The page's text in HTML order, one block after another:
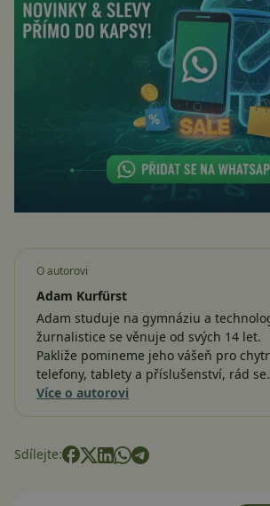
O autorovi
Adam Kurfürst
Adam studuje na gymnáziu a
žurnalistice se věnuje od svých 14 let.
Pakliže pomineme jeho vášeň pro
telefony, tablety a příslušenství, rád
Více o autorovi
Sdílejte: